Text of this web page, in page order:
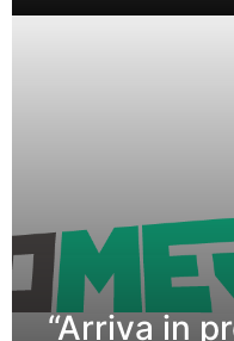
“Arriva in